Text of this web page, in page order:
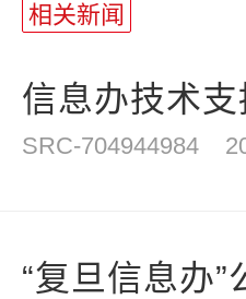
相关新闻
信息办技术
SRC-704944984
“复旦信息办